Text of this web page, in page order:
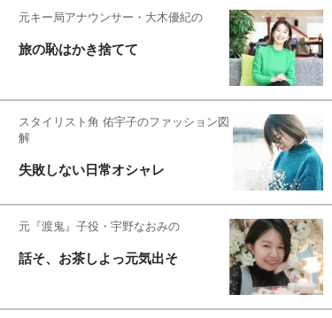
元キー局アナウンサー・大木優紀の
旅の恥はかき捨てて
スタイリスト角 佑宇子のファッション図
解
失敗しない日常オシャレ
元『渡鬼』子役・宇野なおみの
話そ、お茶しよっ元気出そ